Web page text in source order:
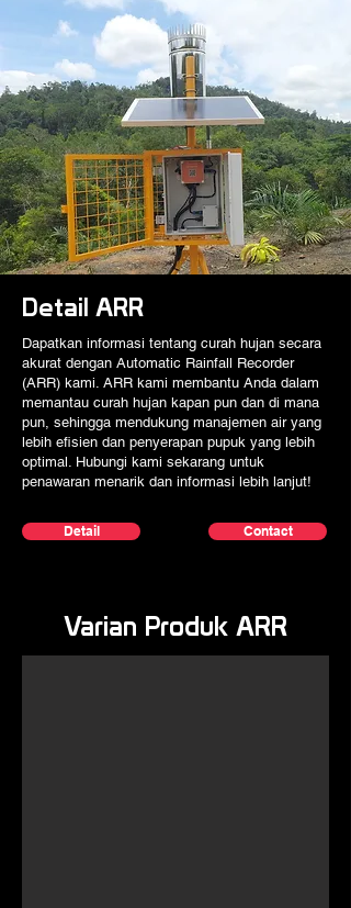
Detail ARR
Dapatkan informasi tentang curah hujan secara
akurat dengan Automatic Rainfall Recorder
(ARR) kami. ARR kami membantu Anda dalam
memantau curah hujan kapan pun dan di mana
pun, sehingga mendukung manajemen air yang
lebih efisien dan penyerapan pupuk yang lebih
optimal. Hubungi kami sekarang untuk
penawaran menarik dan informasi lebih lanjut!
Detail Contact
Varian Produk ARR